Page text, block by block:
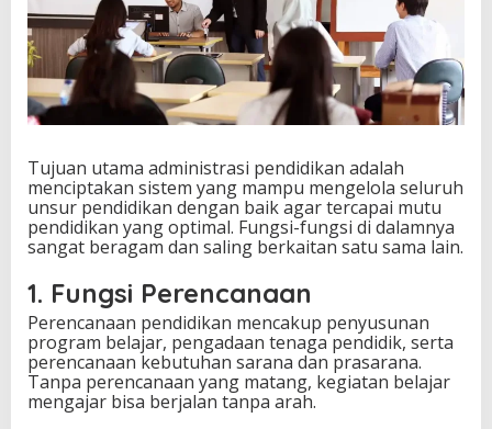
Tujuan utama administrasi pendidikan adalah
menciptakan sistem yang mampu mengelola seluruh
unsur pendidikan dengan baik agar tercapai mutu
pendidikan yang optimal. Fungsi-fungsi di dalamnya
sangat beragam dan saling berkaitan satu sama lain.
1. Fungsi Perencanaan
Perencanaan pendidikan mencakup penyusunan
program belajar, pengadaan tenaga pendidik, serta
perencanaan kebutuhan sarana dan prasarana.
Tanpa perencanaan yang matang, kegiatan belajar
mengajar bisa berjalan tanpa arah.